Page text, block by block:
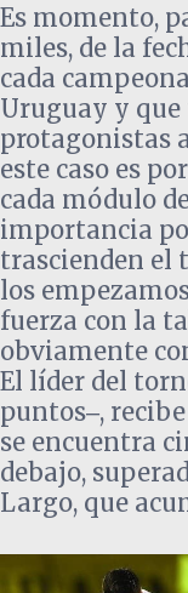
Es momento,
miles, de la
cada
Uruguay y
protagonistas
este caso es
cada módulo
importancia
trascienden el
los
fuerza con la
obviamente
El líder del
puntos‒,
se encuentra
debajo,
Largo, que